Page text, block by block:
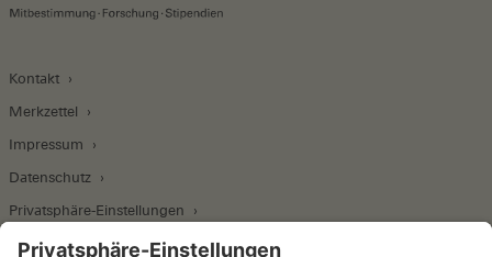
Kontakt
Merkzettel
Impressum
Datenschutz
Privatsphäre-Einstellungen